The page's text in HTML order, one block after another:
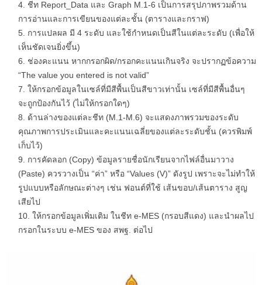
ชีท Report_Data และ Graph M.1-6 เป็นการสรุปภาพรวมด้าน
การอ่านและการเขียนของแต่ละชั้น (ตารางและกราฟ)
การแปลผล มี 4 ระดับ และใช้กำหนดเป็นสีในแต่ละระดับ (เพื่อให้
เห็นชัดเจนยิ่งขึ้น)
ช่องคะแนน หากกรอกผิด/กรอกคะแนนเกินจริง จะปรากฏข้อความ
“The value you entered is not valid”
ให้กรอกข้อมูลในเซล์ที่มีสีพื้นเป็นสีขาวเท่านั้น เซล์ที่มีสีพื้นอื่นๆ
จะถูกป้องกันไว้ (ไม่ให้กรอกใดๆ)
ด้านล่างของแต่ละชีท (M.1-M.6) จะแสดงภาพรวมของระดับ
คุณภาพการประเมินและคะแนนเฉลี่ยของแต่ละระดับชั้น (ควรพิมพ์
เก็บไว้)
การคัดลอก (Copy) ข้อมูลรายชื่อนักเรียนจากไฟล์อื่นมาวาง
(Paste) ควรวางเป็น “ค่า” หรือ “Values (V)” ดังรูป เพราะจะไม่ทำให้
รูปแบบหรือลักษณะต่างๆ เช่น ฟอนต์ที่ใช้ เส้นขอบ/เส้นตาราง สูญ
เสียไป
ให้กรอกข้อมูลเพิ่มเติม ในชีท e-MES (กรอบสีแดง) และนำผลไป
กรอกในระบบ e-MES ของ สพฐ. ต่อไป